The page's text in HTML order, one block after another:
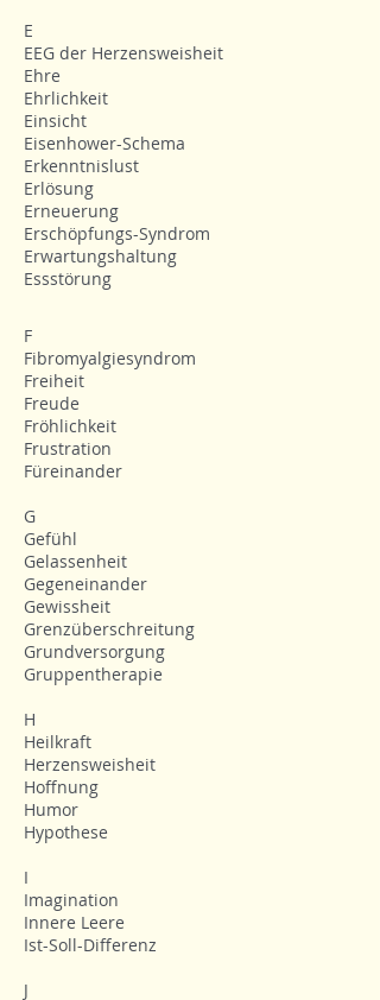
E
EEG der Herzensweisheit
Ehre
Ehrlichkeit
Einsicht
Eisenhower-Schema
Erkenntnislust
Erlösung
Erneuerung
Erschöpfungs-Syndrom
Erwartungshaltung
Essstörung
F
Fibromyalgiesyndrom
Freiheit
Freude
Fröhlichkeit
Frustration
Füreinander
G
Gefühl
Gelassenheit
Gegeneinander
Gewissheit
Grenzüberschreitung
Grundversorgung
Gruppentherapie
H
Heilkraft
Herzensweisheit
Hoffnung
Humor
Hypothese
I
Imagination
Innere Leere
Ist-Soll-Differenz
J